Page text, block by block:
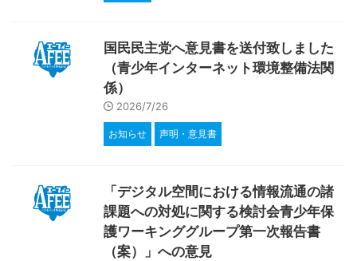
国民民主党へ意見書を送付致しました
（青少年インターネット環境整備法関
係）
2026/7/26
お知らせ 声明・意見書
「デジタル空間における情報流通の諸
課題への対処に関する検討会青少年保
護ワーキンググループ第一次報告書
（案）」への意見